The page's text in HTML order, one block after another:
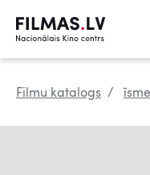
Filmu katalogs